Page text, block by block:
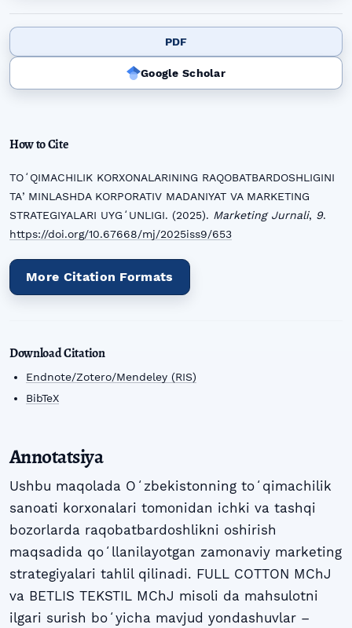
PDF
Google Scholar
How to Cite
TOʻQIMACHILIK KORXONALARINING RAQOBATBARDOSHLIGINI
TAʼMINLASHDA KORPORATIV MADANIYAT VA MARKETING
STRATEGIYALARI UYGʻUNLIGI. (2025). Marketing Jurnali, 9.
https://doi.org/10.67668/mj/2025iss9/653
More Citation Formats
Download Citation
Endnote/Zotero/Mendeley (RIS)
BibTeX
Annotatsiya
Ushbu maqolada Oʻzbekistonning toʻqimachilik
sanoati korxonalari tomonidan ichki va tashqi
bozorlarda raqobatbardoshlikni oshirish
maqsadida qoʻllanilayotgan zamonaviy marketing
strategiyalari tahlil qilinadi. FULL COTTON MChJ
va BETLIS TEKSTIL MChJ misoli da mahsulotni
ilgari surish boʻyicha mavjud yondashuvlar –